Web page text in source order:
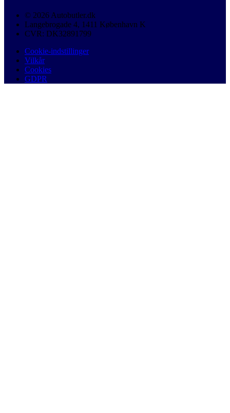
© 2026 Autobutler.dk
Langebrogade 4, 1411 København K
CVR: DK32891799
Cookie-indstillinger
Vilkår
Cookies
GDPR